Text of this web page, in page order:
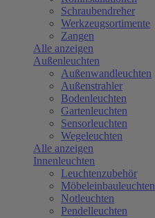
Schraubendreher
Werkzeugsortimente
Zangen
Alle anzeigen
Außenleuchten
Außenwandleuchten
Außenstrahler
Bodenleuchten
Gartenleuchten
Sensorleuchten
Wegeleuchten
Alle anzeigen
Innenleuchten
Leuchtenzubehör
Möbeleinbauleuchten
Notleuchten
Pendelleuchten